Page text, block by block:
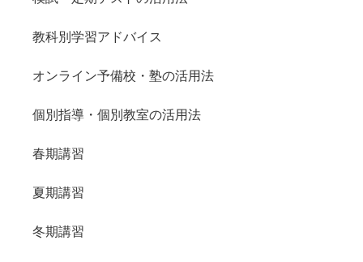
教科別学習アドバイス
オンライン予備校・塾の活用法
個別指導・個別教室の活用法
春期講習
夏期講習
冬期講習